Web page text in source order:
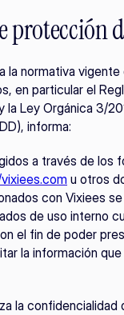
protección
la normativa
en particular el
la Ley Orgánica 3/
informa:
a través de los
u otros
con Vixiees
de uso interno
el fin de poder
la información que
la confidencialidad